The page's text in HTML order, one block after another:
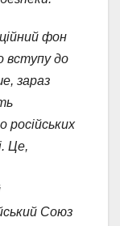
фон
вступу до
зараз
російських
Це,
Союз